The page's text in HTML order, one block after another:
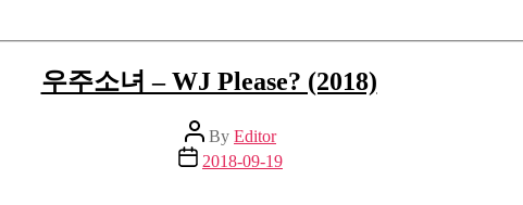
우주소녀 – WJ Please? (2018)
Post
author
By Editor
Post
date
2018-09-19